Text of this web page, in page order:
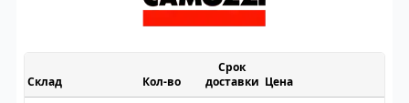
Склад
Срок
доставки Цена